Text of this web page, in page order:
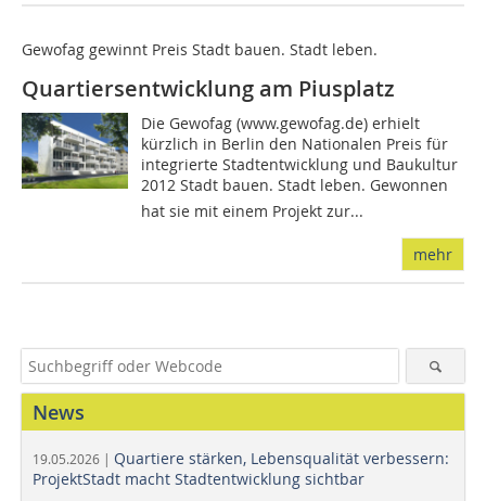
Gewofag gewinnt Preis Stadt bauen. Stadt leben.
Quartiersentwicklung am Piusplatz
Die Gewofag (www.gewofag.de) erhielt
kürzlich in Berlin den Nationalen Preis für
integrierte Stadtentwicklung und Baukultur
2012 Stadt bauen. Stadt leben. Gewonnen
hat sie mit einem Projekt zur...
mehr
News
19.05.2026 | Quartiere stärken, Lebensqualität verbessern:
ProjektStadt macht Stadtentwicklung sichtbar